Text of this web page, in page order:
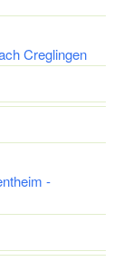
Creglingen
-